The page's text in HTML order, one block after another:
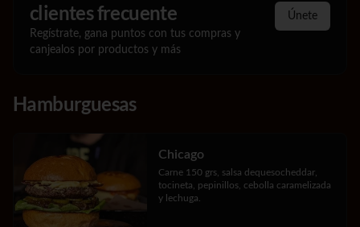
clientes frecuente
Regístrate, gana puntos con tus compras y
canjealos por productos y más
Únete
Hamburguesas
Chicago
Carne 150 grs, salsa dequesocheddar,
tocineta, pepinillos, cebolla caramelizada
y lechuga.